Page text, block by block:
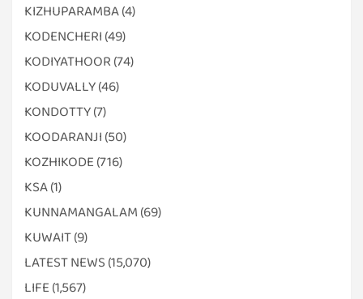
KIZHUPARAMBA(4)
KODENCHERI (49)
KODIYATHOOR (74)
KODUVALLY(46)
KONDOTTY(7)
KOODARANJI (50)
KOZHIKODE (716)
KSA(1)
KUNNAMANGALAM (69)
KUWAIT(9)
LATEST NEWS (15,070)
LIFE (1,567)